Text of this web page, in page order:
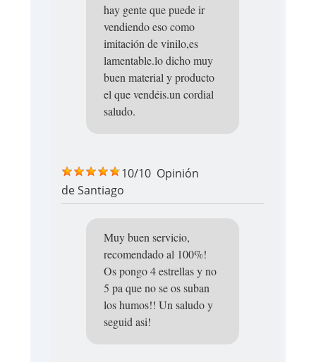
hay gente que puede ir
vendiendo eso como
imitación de vinilo,es
lamentable.lo dicho muy
buen material y producto
el que vendéis.un cordial
saludo.
10/10 Opinión
deSantiago
Muy buen servicio,
recomendado al 100%!
Os pongo 4 estrellas y no
5 pa que no se os suban
los humos!! Un saludo y
seguid asi!